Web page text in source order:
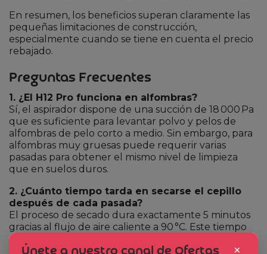
En resumen, los beneficios superan claramente las
pequeñas limitaciones de construcción,
especialmente cuando se tiene en cuenta el precio
rebajado.
Preguntas Frecuentes
1. ¿El H12 Pro funciona en alfombras?
Sí, el aspirador dispone de una succión de 18 000 Pa
que es suficiente para levantar polvo y pelos de
alfombras de pelo corto a medio. Sin embargo, para
alfombras muy gruesas puede requerir varias
pasadas para obtener el mismo nivel de limpieza
que en suelos duros.
2. ¿Cuánto tiempo tarda en secarse el cepillo
después de cada pasada?
El proceso de secado dura exactamente 5 minutos
gracias al flujo de aire caliente a 90 °C. Este tiempo
está optimizado para evitar la acumulación de
humedad y prevenir cualquier posible mal olor.×